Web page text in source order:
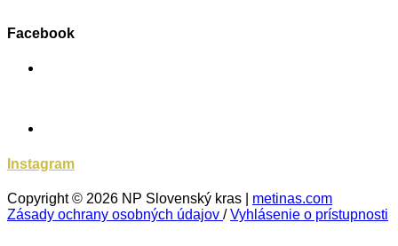
Facebook
Instagram
Copyright © 2026 NP Slovenský kras | metinas.com
Zásady ochrany osobných údajov /Vyhlásenie o prístupnosti